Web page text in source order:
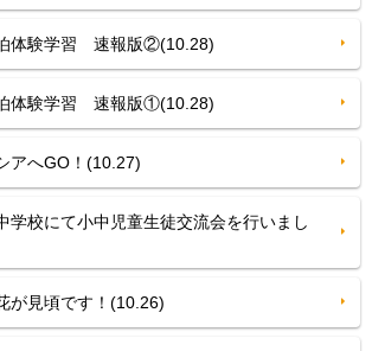
体験学習 速報版②(10.28)
体験学習 速報版①(10.28)
アへGO！(10.27)
校にて小中児童生徒交流会を行いまし
が見頃です！(10.26)